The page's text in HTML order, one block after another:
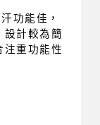
功能佳，
設計較為簡
注重功能性